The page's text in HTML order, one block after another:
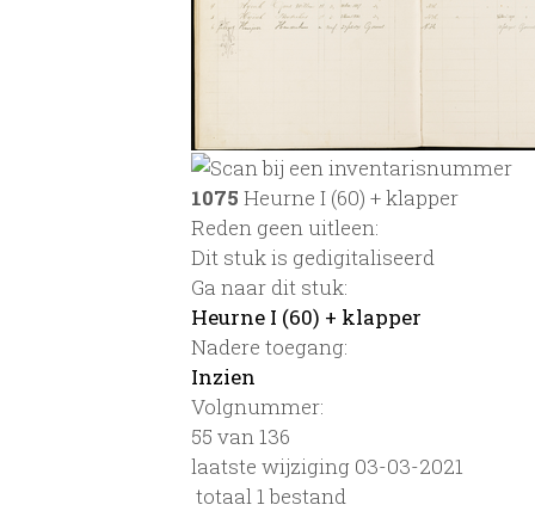
1075 Heurne I (60) + klapper
Reden geen uitleen:
Dit stuk is gedigitaliseerd
Ga naar dit stuk:
Heurne I (60) + klapper
Nadere toegang:
Inzien
Volgnummer:
55 van 136
laatste wijziging 03-03-2021
totaal 1 bestand